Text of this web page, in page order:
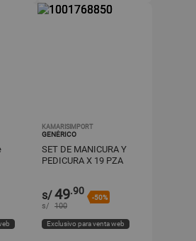
KAMARISIMPORT
GENÉRICO
SET DE MANICURA Y
PEDICURA X 19 PZA
s/49.90
-50%
s/ 100
Exclusivo para venta web